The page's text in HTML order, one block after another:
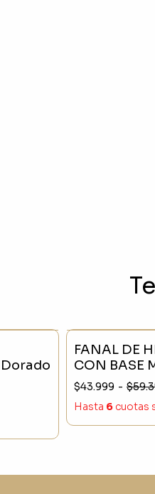
SIN STOCK
FANAL DE
CON BASE
MEDIUM
$43.999 -
Hasta 6 cuotas